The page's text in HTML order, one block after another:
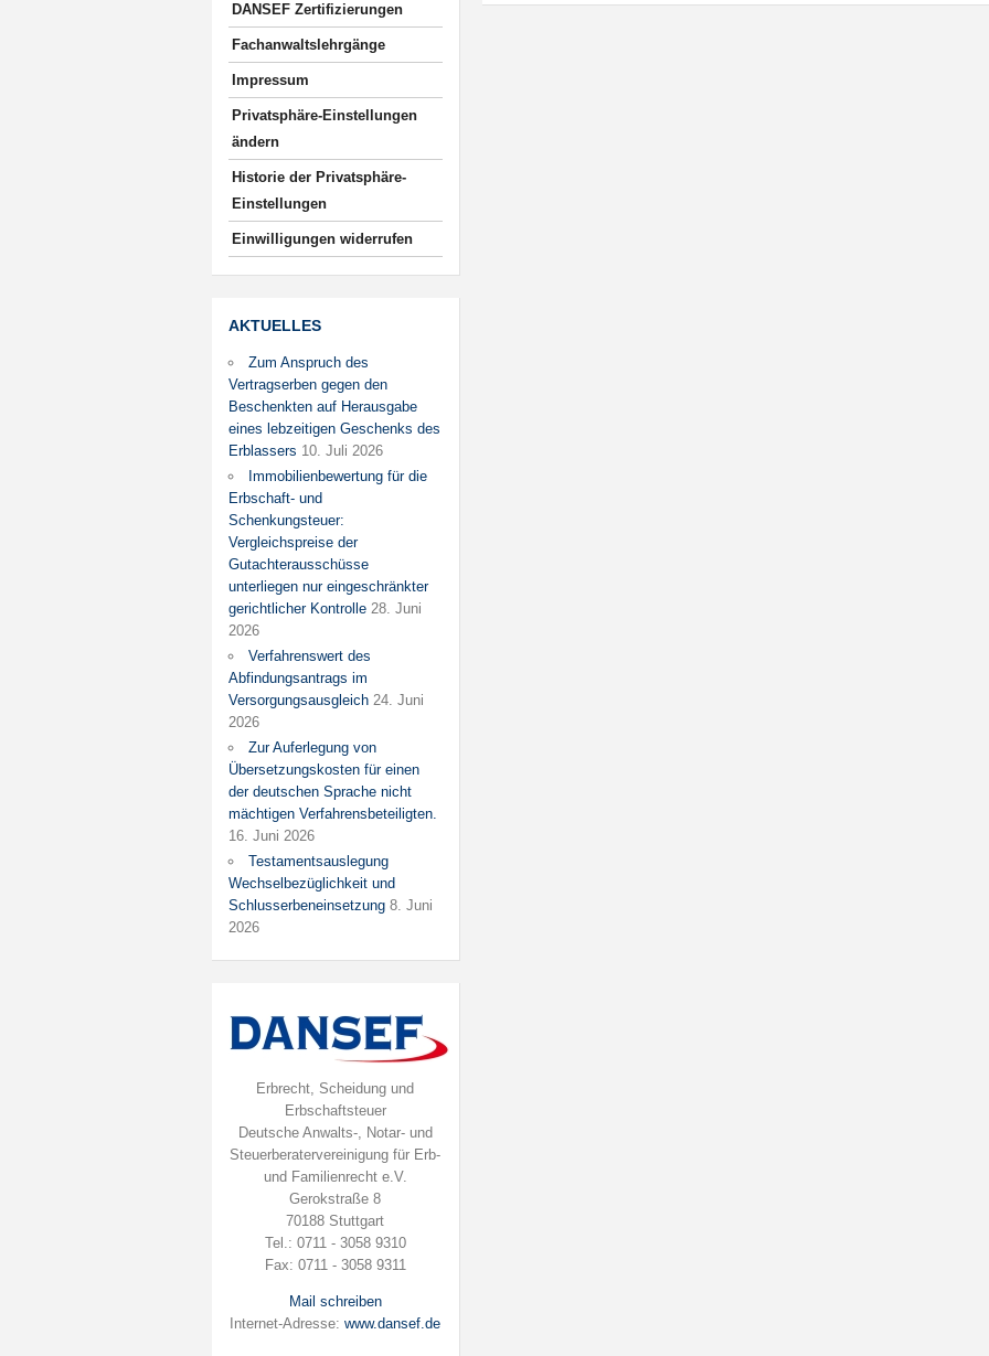
DANSEF Zertifizierungen
Fachanwaltslehrgänge
Impressum
Privatsphäre-Einstellungen
ändern
Historie der Privatsphäre-
Einstellungen
Einwilligungen widerrufen
AKTUELLES
Zum Anspruch des
Vertragserben gegen den
Beschenkten auf Herausgabe
eines lebzeitigen Geschenks des
Erblassers 10. Juli 2026
Immobilienbewertung für die
Erbschaft- und
Schenkungsteuer:
Vergleichspreise der
Gutachterausschüsse
unterliegen nur eingeschränkter
gerichtlicher Kontrolle 28. Juni
2026
Verfahrenswert des
Abfindungsantrags im
Versorgungsausgleich 24. Juni
2026
Zur Auferlegung von
Übersetzungskosten für einen
der deutschen Sprache nicht
mächtigen Verfahrensbeteiligten.
16. Juni 2026
Testamentsauslegung
Wechselbezüglichkeit und
Schlusserbeneinsetzung 8. Juni
2026
Erbrecht, Scheidung und
Erbschaftsteuer
Deutsche Anwalts-, Notar- und
Steuerberatervereinigung für Erb-
und Familienrecht e.V.
Gerokstraße 8
70188 Stuttgart
Tel.: 0711 - 3058 9310
Fax: 0711 - 3058 9311
Mail schreiben
Internet-Adresse:www.dansef.de